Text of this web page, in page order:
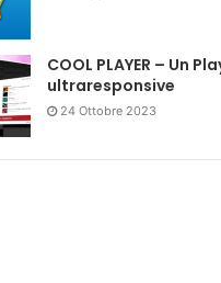
COOL PLAYER – Un
ultraresponsive
24 Ottobre 2023